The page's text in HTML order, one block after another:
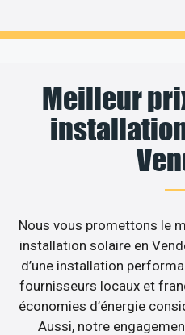
Meilleur
Nous vous promettons le
installation solaire en
d’une installation
fournisseurs locaux et
économies d’énergie
Aussi, notre